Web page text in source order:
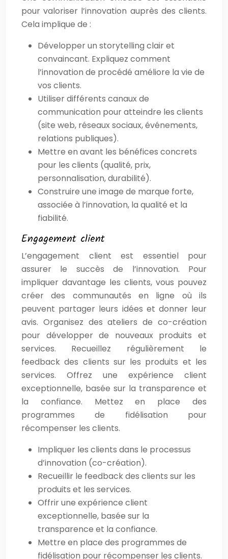
pour valoriser l’innovation auprès des clients.
Cela implique de :
Développer un storytelling clair et
convaincant. Expliquez comment
l’innovation de procédé améliore la vie de
vos clients.
Utiliser différents canaux de
communication pour atteindre les clients
(site web, réseaux sociaux, événements,
relations publiques).
Mettre en avant les bénéfices concrets
pour les clients (qualité, prix,
personnalisation, durabilité).
Construire une image de marque forte,
associée à l’innovation, la qualité et la
fiabilité.
Engagement client
L’engagement client est essentiel pour
assurer le succès de l’innovation. Pour
impliquer davantage les clients, vous pouvez
créer des communautés en ligne où ils
peuvent partager leurs idées et donner leur
avis. Organisez des ateliers de co-création
pour développer de nouveaux produits et
services. Recueillez régulièrement le
feedback des clients sur les produits et les
services. Offrez une expérience client
exceptionnelle, basée sur la transparence et
la confiance. Mettez en place des
programmes de fidélisation pour
récompenser les clients.
Impliquer les clients dans le processus
d’innovation (co-création).
Recueillir le feedback des clients sur les
produits et les services.
Offrir une expérience client
exceptionnelle, basée sur la
transparence et la confiance.
Mettre en place des programmes de
fidélisation pour récompenser les clients.